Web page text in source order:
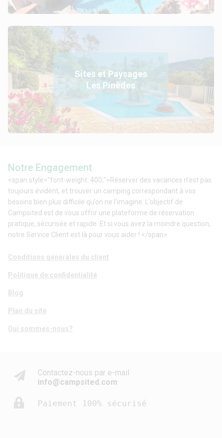
Sites et Paysages
Les Pinèdes
Notre Engagement
<span style="font-weight: 400;">Réserver des vacances n’est pas
toujours évident, et trouver un camping correspondant à vos
besoins bien plus difficile qu’on ne l’imagine. L’objectif de
Campsited est de vous offrir une plateforme de réservation
pratique, sécurisée et rapide. Et si vous avez la moindre question,
notre Service Client est là pour vous aider ! </span>
Conditions générales du client
Politique de confidentialité
Blog
Plan du site
Qui sommes-nous?
Contactez-nous par e-mail
info@campsited.com
Paiement 100% sécurisé